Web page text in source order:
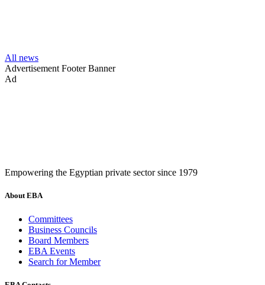
All news
Advertisement Footer Banner
Ad
Empowering the Egyptian private sector since 1979
About EBA
Committees
Business Councils
Board Members
EBA Events
Search for Member